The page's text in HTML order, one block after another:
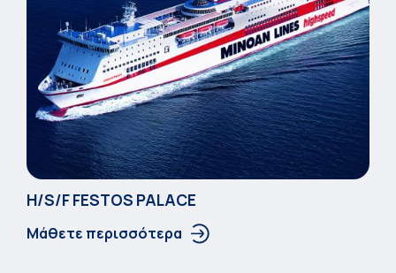
Η/S/F FESTOS PALACΕ
Μάθετε περισσότερα